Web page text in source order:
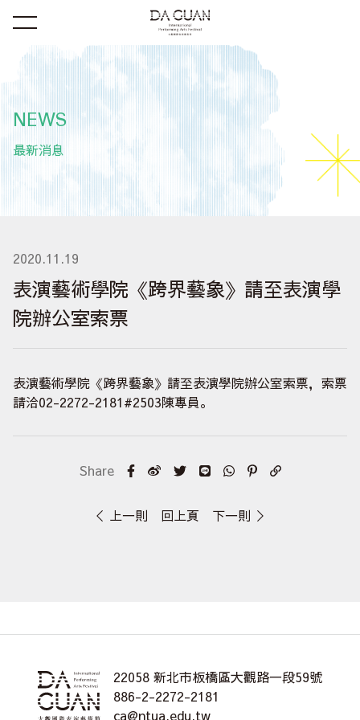
NEWS
最新消息
2020.11.19
表演藝術學院《跨界藝象》請至表演學
院辦公室索票
表演藝術學院《跨界藝象》請至表演學院辦公室索票，索票
請洽02-2272-2181#2503陳專員。
上一則 回上頁 下一則
22058 新北市板橋區大觀路一段59號
886-2-2272-2181
ca@ntua.edu.tw